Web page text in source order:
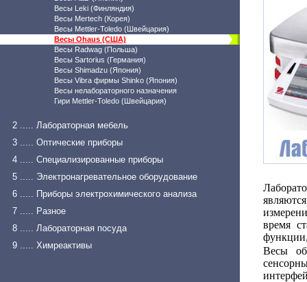
Весы Leki (Финляндия)
Весы Mertech (Корея)
Весы Mettler-Toledo (Швейцария)
Весы Ohaus (США)
Весы Radwag (Польша)
Весы Sartorius (Германия)
Весы Shimadzu (Япония)
Весы Vibra фирмы Shinko (Япония)
Весы нелабораторного назначения
Гири Mettler-Toledo (Швейцария)
2 ..... Лабораторная мебель
3 ..... Оптические приборы
4 ..... Специализированные приборы
5 ..... Электронагревательное оборудование
6 ..... Приборы электрохимического анализа
7 ..... Разное
8 ..... Лабораторная посуда
9 ..... Химреактивы
время
Весы